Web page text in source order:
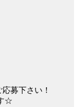
募下さい！
☆